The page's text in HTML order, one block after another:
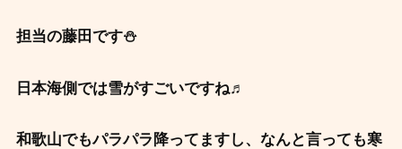
担当の藤田です⛄
日本海側では雪がすごいですね♬
和歌山でもパラパラ降ってますし、なんと言っても寒